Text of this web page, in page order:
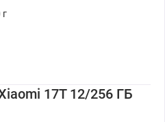
г
17T 12/256 ГБ